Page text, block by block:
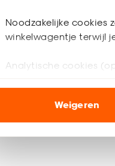
Noodzakelijke cookies
winkelwagentje terwijl
Analytische cookies
ook buiten de
op ‘Ja, alles
cookies
Weigeren
× b × h)
in je interieur.
roestkleurige patroon
poef is veelzijdig in
rusten. Stijl hem af
uitstraling.